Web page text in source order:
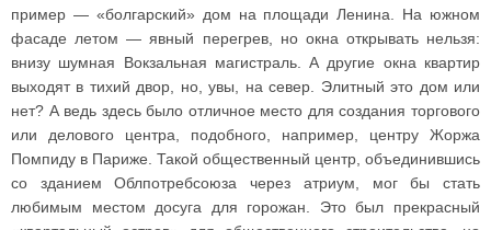
пример — «болгарский» дом на площади Ленина. На южном
фасаде летом — явный перегрев, но окна открывать нельзя:
внизу шумная Вокзальная магистраль. А другие окна квартир
выходят в тихий двор, но, увы, на север. Элитный это дом или
нет? А ведь здесь было отличное место для создания торгового
или делового центра, подобного, например, центру Жоржа
Помпиду в Париже. Такой общественный центр, объединившись
со зданием Облпотребсоюза через атриум, мог бы стать
любимым местом досуга для горожан. Это был прекрасный